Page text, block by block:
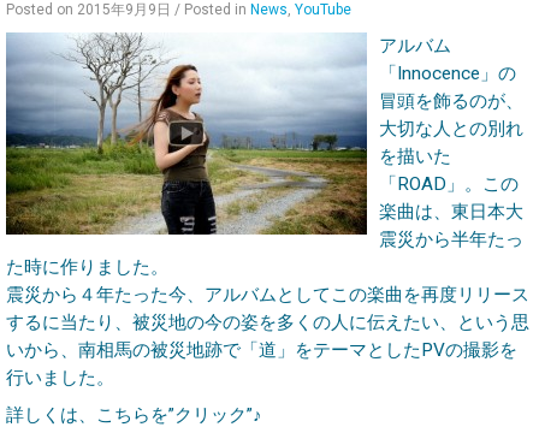
Posted on 2015年9月9日 / Posted in News, YouTube
アルバム
「Innocence」の
冒頭を飾るのが、
大切な人との別れ
を描いた
「ROAD」。この
楽曲は、東日本大
震災から半年たっ
た時に作りました。
震災から４年たった今、アルバムとしてこの楽曲を再度リリース
するに当たり、被災地の今の姿を多くの人に伝えたい、という思
いから、南相馬の被災地跡で「道」をテーマとしたPVの撮影を
行いました。
詳しくは、こちらを”クリック”♪